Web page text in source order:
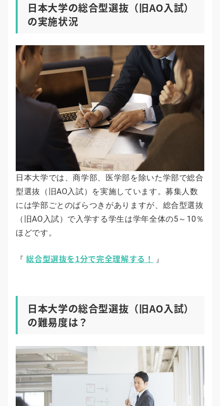
日本大学の総合型選抜（旧AO入試）
の実施状況
日本大学では、商学部、医学部を除いた学部で総合
型選抜（旧AO入試）を実施しています。募集人数
には学部ごとのばらつきがありますが、総合型選抜
（旧AO入試）で入学する学生は学年全体の5～10％
ほどです。
『総合型選抜を1分で完全理解する！ 』
日本大学の総合型選抜（旧AO入試）
の難易度は？